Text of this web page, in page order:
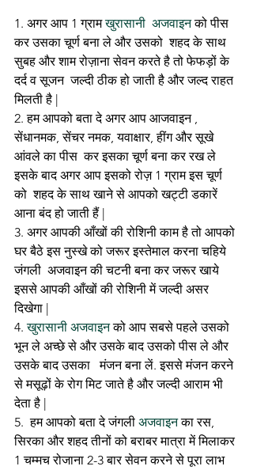
1. अगर आप 1 ग्राम खुरासानी  अजवाइन को पीस
कर उसका चूर्ण बना ले और उसको  शहद के साथ
सुबह और शाम रोज़ाना सेवन करते है तो फेफड़ों के
दर्द व सूजन  जल्दी ठीक हो जाती है और जल्द राहत
मिलती है |
2. हम आपको बता दे अगर आप आजवाइन ,
सेंधानमक, सेंचर नमक, यवाक्षार, हींग और सूखे
आंवले का पीस  कर इसका चूर्ण बना कर रख ले
इसके बाद अगर आप इसको रोज़ 1 ग्राम इस चूर्ण
को  शहद के साथ खाने से आपको खट्टी डकारें
आना बंद हो जाती हैं |
3. अगर आपकी आँखों की रोशिनी काम है तो आपको
घर बैठे इस नुस्खे को जरूर इस्तेमाल करना चहिये
जंगली  अजवाइन की चटनी बना कर जरूर खाये
इससे आपकी आँखों की रोशिनी में जल्दी असर
दिखेगा |
4. खुरासानी अजवाइन को आप सबसे पहले उसको
भून ले अच्छे से और उसके बाद उसको पीस ले और
उसके बाद उसका   मंजन बना लें. इससे मंजन करने
से मसूढ़ों के रोग मिट जाते है और जल्दी आराम भी
देता है |
5.  हम आपको बता दे जंगली अजवाइन का रस,
सिरका और शहद तीनों को बराबर मात्रा में मिलाकर
1 चम्मच रोजाना 2-3 बार सेवन करने से पूरा लाभ